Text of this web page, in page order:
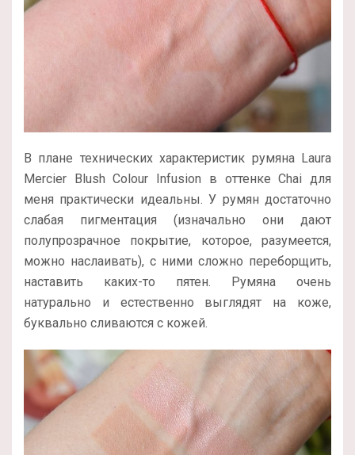
В плане технических характеристик румяна Laura
Mercier Blush Colour Infusion в оттенке Chai для
меня практически идеальны. У румян достаточно
слабая пигментация (изначально они дают
полупрозрачное покрытие, которое, разумеется,
можно наслаивать), с ними сложно переборщить,
наставить каких-то пятен. Румяна очень
натурально и естественно выглядят на коже,
буквально сливаются с кожей.